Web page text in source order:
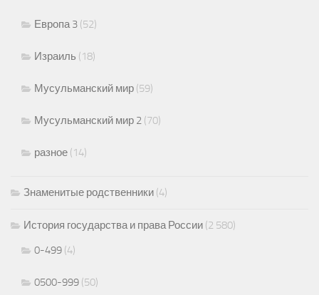
Европа 3 (52)
Израиль (18)
Мусульманский мир (59)
Мусульманский мир 2 (70)
разное (14)
Знаменитые родственники (4)
История государства и права России (2 580)
0-499 (4)
0500-999 (50)